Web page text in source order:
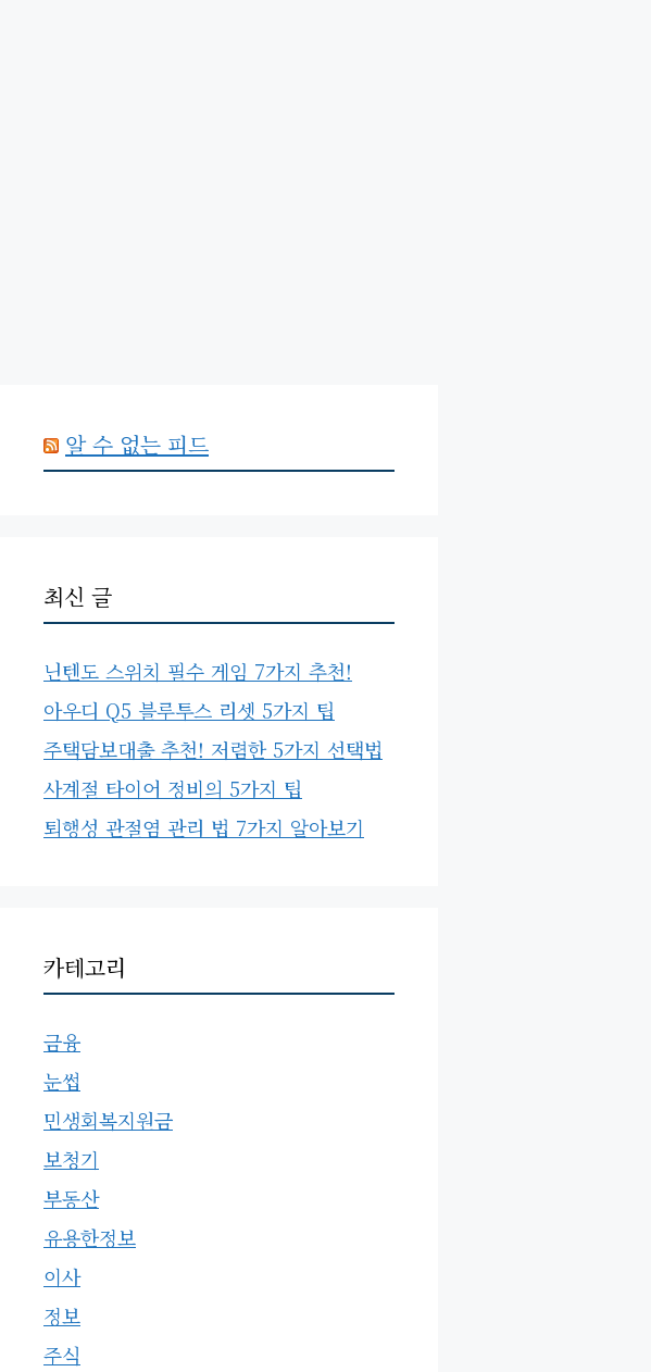
알 수 없는 피드
최신 글
닌텐도 스위치 필수 게임 7가지 추천!
아우디 Q5 블루투스 리셋 5가지 팁
주택담보대출 추천! 저렴한 5가지 선택법
사계절 타이어 정비의 5가지 팁
퇴행성 관절염 관리 법 7가지 알아보기
카테고리
금융
눈썹
민생회복지원금
보청기
부동산
유용한정보
이사
정보
주식